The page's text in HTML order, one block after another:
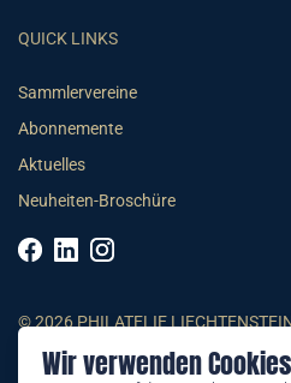
Wir verwenden Cookies
QUICK LINKS
Sammlervereine
Abonnemente
Aktuelles
Neuheiten-Broschüre
© 2026 PHILATELIE
AGB